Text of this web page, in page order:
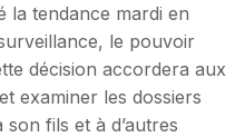
la tendance mardi en
le pouvoir
décision accordera aux
examiner les dossiers
fils et à d’autres